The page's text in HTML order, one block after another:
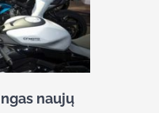
naujų